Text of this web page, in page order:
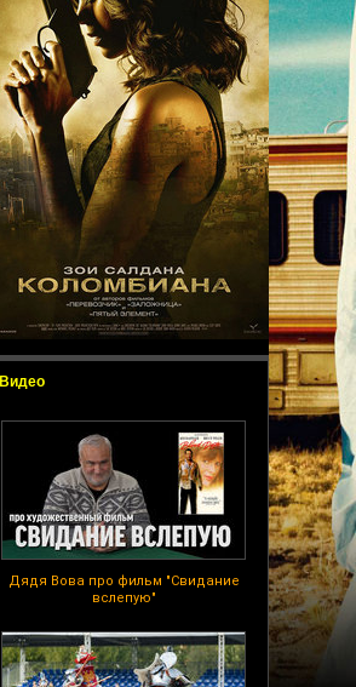
Видео
Дядя Вова про фильм "Свидание
вслепую"